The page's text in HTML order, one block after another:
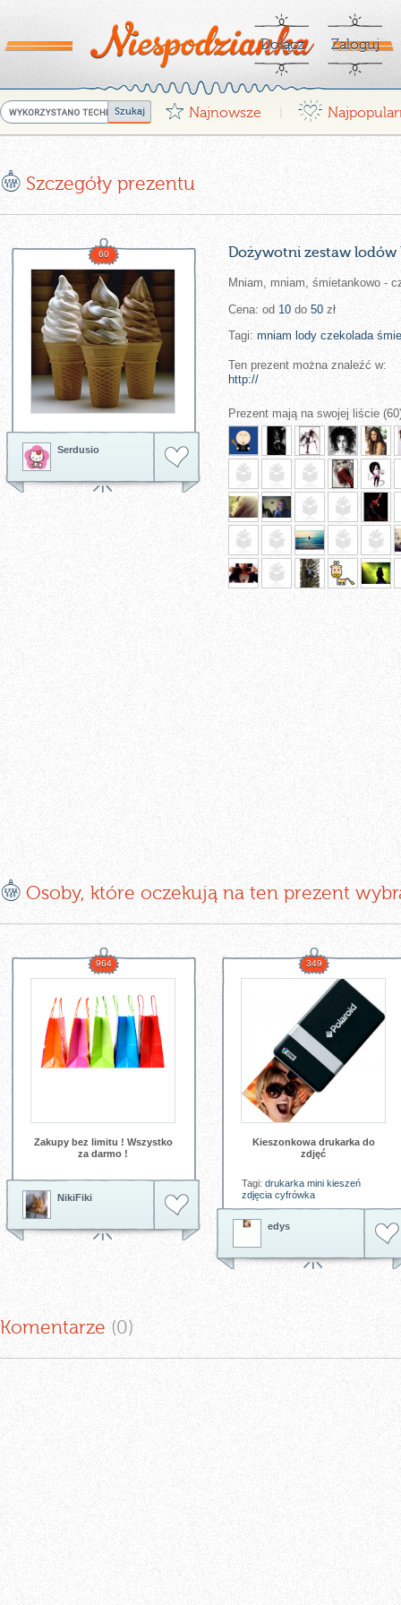
Dołącz Zaloguj
G Najnowsze ¤
E Szczegóły prezentu
60
Serdusio
Dożywotni zestaw
Mniam, mniam, śmietankowo -
Cena: od 10 do 50 zł
Tagi: mniam lody czekolada
Ten prezent można znaleźć w:
http://
Prezent mają na swojej liście
E Osoby, które oczekują na ten prezent
964
Zakupy bez limitu ! Wszystko
za darmo !
NikiFiki
349
Kieszonkowa drukarka do
zdjęć
Tagi: drukarka mini kieszeń
zdjęcia cyfrówka
edys
Komentarze (0)